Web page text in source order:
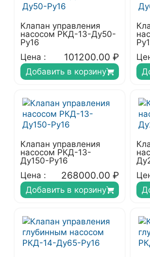
Клапан управления
насосом РКД-13-Ду50-
Ру16
Цена :
101200.00 ₽
Добавить в корзину
Клапан управления
насосом РКД-13-
Ду150-Ру16
Цена :
268000.00 ₽
Добавить в корзину